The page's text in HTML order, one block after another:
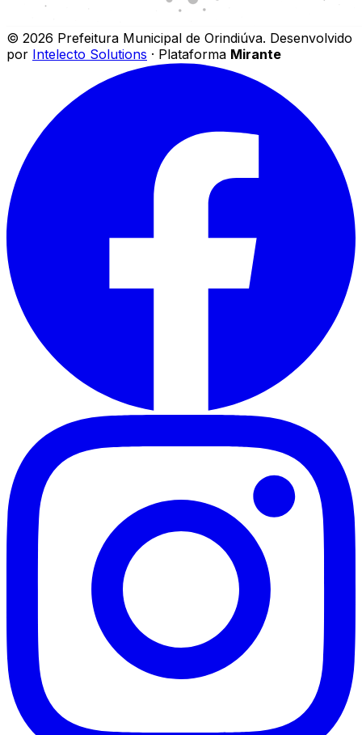
© 2026 Prefeitura Municipal de Orindiúva. Desenvolvido
por Intelecto Solutions · Plataforma Mirante